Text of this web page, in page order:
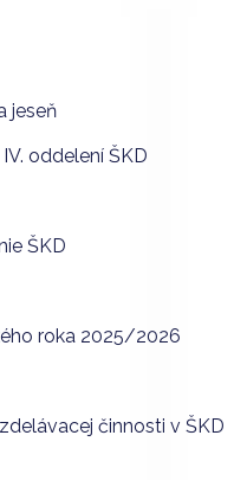
jeseň
oddelení ŠKD
ŠKD
roka 2025/2026
činnosti v ŠKD